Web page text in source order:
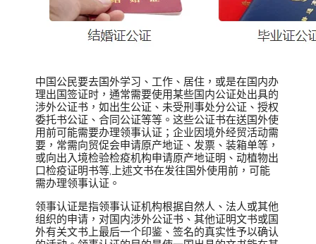
中国公民要去国外学习、工作、居住，或是在国内办
理出国签证时，通常需要使用某些国内公证处出具的
涉外公证书，如出生公证、未受刑事处分公证、授权
委托书公证、合同公证等等。这些公证书在送国外使
用前可能需要办理领事认证；企业因境外经贸活动需
要，常需向贸促会申请原产地证、发票、装箱单等，
或向出入境检验检疫机构申请原产地证明、动植物出
口检疫证明书等,上述文书在发往国外使用前，可能
需办理领事认证。
领事认证是指领事认证机构根据自然人、法人或其他
组织的申请，对国内涉外公证书、其他证明文书或国
外有关文书上最后一个印鉴、签名的真实性予以确认